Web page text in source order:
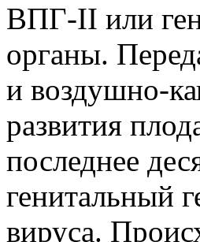
ВПГ-II или
органы.
и воздушно-
развития
последнее
генитальный
вируса.